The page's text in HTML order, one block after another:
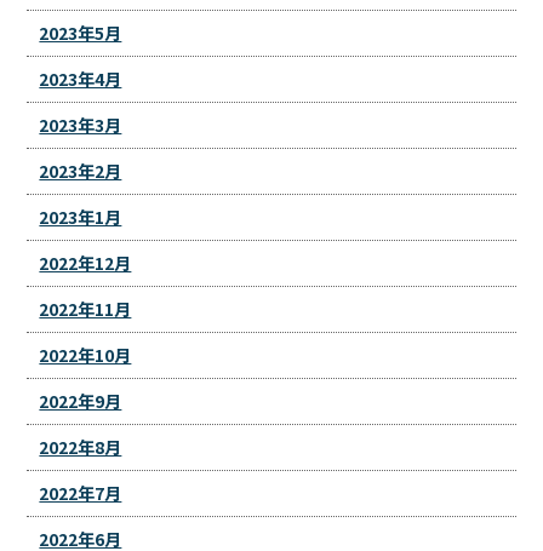
2023年5月
2023年4月
2023年3月
2023年2月
2023年1月
2022年12月
2022年11月
2022年10月
2022年9月
2022年8月
2022年7月
2022年6月